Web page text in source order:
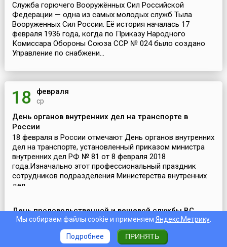
Служба горючего Вооружённых Сил Российской
Федерации — одна из самых молодых служб Тыла
Вооруженных Сил России. Её история началась 17
февраля 1936 года, когда по Приказу Народного
Комиссара Обороны Союза ССР № 024 было создано
Управление по снабжени...
18 февраля
ср
День органов внутренних дел на транспорте в
России
18 февраля в России отмечают День органов внутренних
дел на транспорте, установленный приказом министра
внутренних дел РФ № 81 от 8 февраля 2018
года.Изначально этот профессиональный праздник
сотрудников подразделения Министерства внутренних
дел ...
День продовольственной и вещевой службы ВС
России
«Обед в армии ещё никто не отменял» и «Как солдат
полопает – так он и потопает» – до боли знакомые
Мы собираем файлы cookie и применяем Яндекс.Метрику.
Подробнее ПРИНЯТЬ